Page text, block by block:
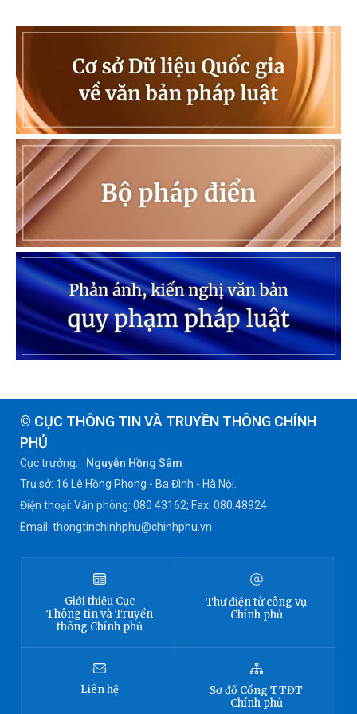
© CỤC THÔNG TIN VÀ TRUYỀN THÔNG CHÍNH
PHỦ
Cục trưởng:
Nguyễn Hồng Sâm
Trụ sở: 16 Lê Hồng Phong - Ba Đình - Hà Nội.
Điện thoại: Văn phòng: 080 43162; Fax: 080.48924
Email: thongtinchinhphu@chinhphu.vn
Giới thiệu Cục
Thông tinvà Truyền
thông Chính phủ
Thư điện tử công vụ
Chính phủ
Liên hệ Sơ đồ Cổng TTĐT
Chính phủ